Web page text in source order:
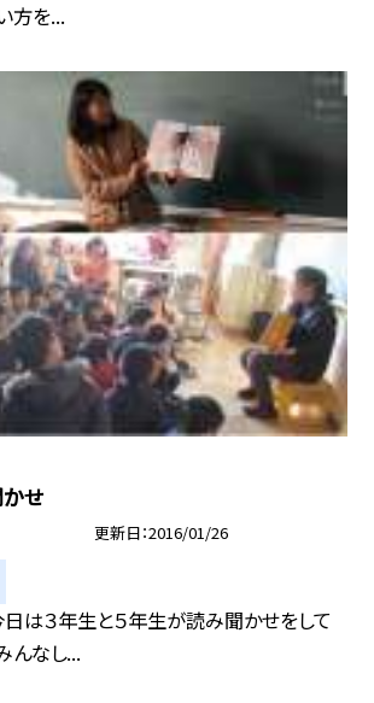
方を...
かせ
更新日 2016/01/26
日は３年生と５年生が読み聞かせをして
んなし...